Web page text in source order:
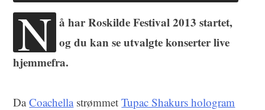
N å har Roskilde Festival 2013 startet,
og du kan se utvalgte konserter live
hjemmefra.
DaCoachellastrømmetTupac Shakurs hologram